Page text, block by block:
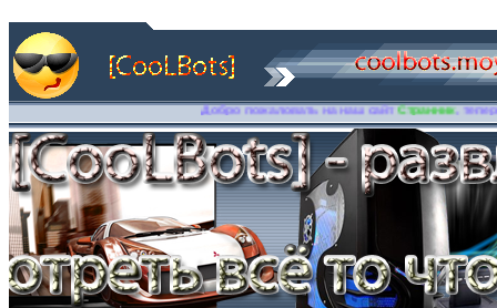
Добро пожаловать на наш сайт Странник, теперь это